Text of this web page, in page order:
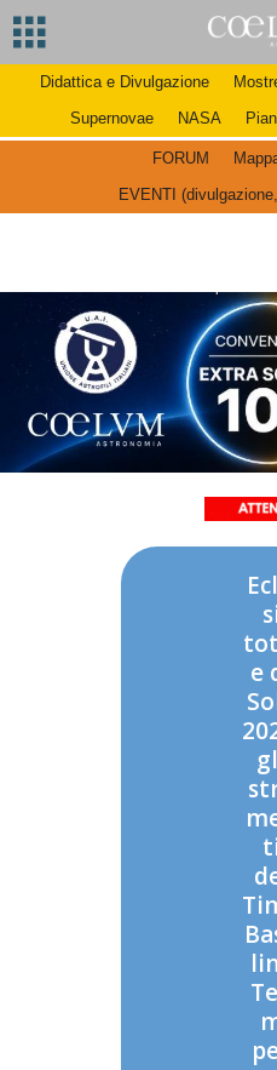
Didattica e Divulgazione
Supernovae
NASA
FORUM
EVENTI
e